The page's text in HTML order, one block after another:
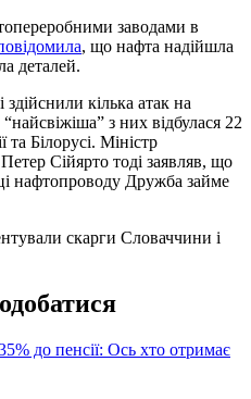
заводами в
, що нафта надійшла
деталей.
здійснили кілька атак на
з них відбулася 22
та Білорусі. Міністр
Сійярто тоді заявляв, що
нафтопроводу Дружба займе
скарги Словаччини і